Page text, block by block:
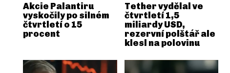
Akcie Palantiru
vyskočily po silném
čtvrtletí o 15
procent
Tether vydělal ve
čtvrtletí 1,5
miliardy USD,
rezervní polštář ale
klesl na polovinu